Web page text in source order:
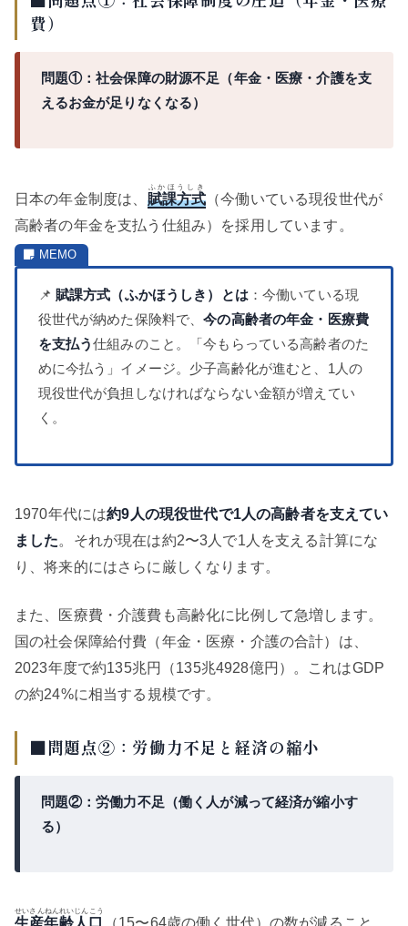
費）
問題①：社会保障の財源不足（年金・医療・介護を支
えるお金が足りなくなる）
日本の年金制度は、 賦課方式
ふかほうしき
（今働いている現役世代が
高齢者の年金を支払う仕組み）を採用しています。
📌 賦課方式（ふかほうしき）とは：今働いている現
役世代が納めた保険料で、今の高齢者の年金・医療費
を支払う仕組みのこと。「今もらっている高齢者のた
めに今払う」イメージ。少子高齢化が進むと、1人の
現役世代が負担しなければならない金額が増えてい
く。
1970年代には約9人の現役世代で1人の高齢者を支えてい
ました。それが現在は約2〜3人で1人を支える計算にな
り、将来的にはさらに厳しくなります。
また、医療費・介護費も高齢化に比例して急増します。
国の社会保障給付費（年金・医療・介護の合計）は、
2023年度で約135兆円（135兆4928億円）。これはGDP
の約24%に相当する規模です。
■問題点②：労働力不足と経済の縮小
問題②：労働力不足（働く人が減って経済が縮小す
る）
生産年齢人口
せいさんねんれいじんこう
（15〜64歳の働く世代）の数が減ること